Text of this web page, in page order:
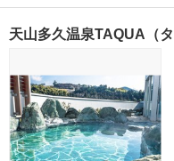
天山多久温泉TAQUA（タ